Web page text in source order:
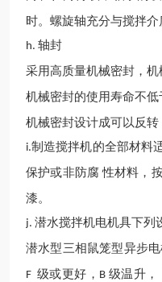
时。螺旋轴充分与搅拌介
h. 轴封
采用高质量机械密封，
机械密封的使用寿命不低
机械密封设计成可以反转
i.制造搅拌机的全部材料
保护或非防腐 性材料，
漆。
j. 潜水搅拌机电机具下列
潜水型三相鼠笼型异步电
F 级或更好， B 级温升，